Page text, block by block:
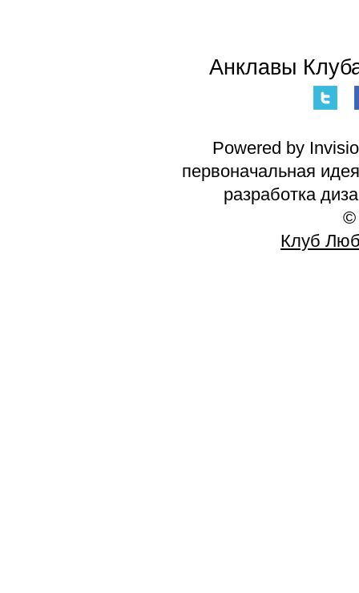
Анклавы
Powered by
первоначальная
разработка
©
Клуб